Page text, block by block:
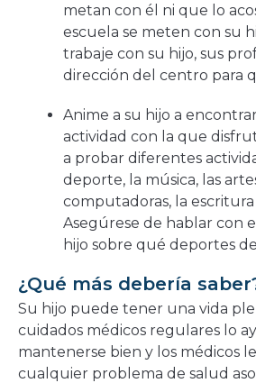
metan con él ni que lo
escuela se meten con su
trabaje con su hijo, sus
dirección del centro para
Anime a su hijo a
actividad con la que
a probar diferentes
deporte, la música, las
computadoras, la
Asegúrese de hablar con
hijo sobre qué deportes
¿Qué más debería
Su hijo puede tener una vida
cuidados médicos regulares lo
mantenerse bien y los médicos
cualquier problema de salud